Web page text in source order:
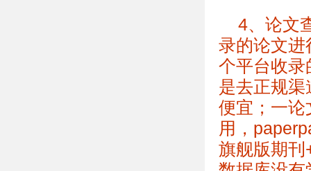
4、论文
录的论文进
个平台收录
是去正规
便宜；一论
用，
旗舰版期刊